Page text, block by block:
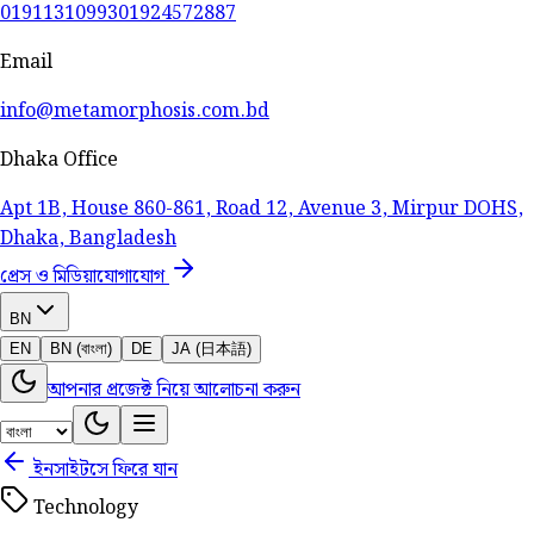
0191131099301924572887
Email
info@metamorphosis.com.bd
Dhaka Office
Apt 1B, House 860-861, Road 12, Avenue 3, Mirpur DOHS,
Dhaka, Bangladesh
প্রেস ও মিডিয়াযোগাযোগ
BN
EN
BN (বাংলা) DE JA (日本語)
আপনার প্রজেক্ট নিয়ে আলোচনা করুন
ইনসাইটসে ফিরে যান
Technology